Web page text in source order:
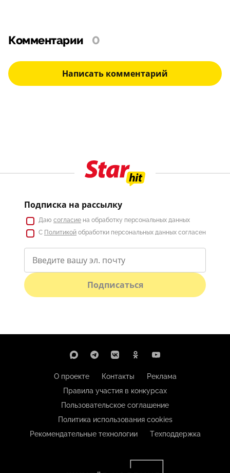
Комментарии 0
Написать комментарий
Подписка на рассылку
Даю согласие на обработку персональных данных
С Политикой обработки персональных данных согласен
Подписаться
О проекте Контакты
Реклама
Правила участия в конкурсах
Пользовательское соглашение
Политика использования cookies
Рекомендательные технологии
Техподдержка